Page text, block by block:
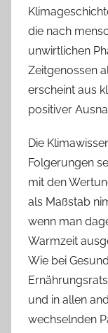
die nach
unwirtlichen
Zeitgenossen
erscheint aus
positiver
Die
Folgerungen
mit den
als Maßstab
wenn man
Warmzeit
Wie bei
und in allen
wechselnden